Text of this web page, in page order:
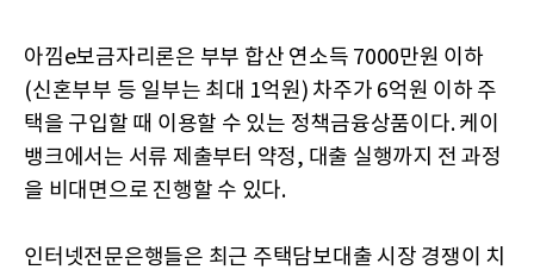
아낌e보금자리론은 부부 합산 연소득 7000만원 이하
(신혼부부 등 일부는 최대 1억원) 차주가 6억원 이하 주
택을 구입할 때 이용할 수 있는 정책금융상품이다. 케이
뱅크에서는 서류 제출부터 약정, 대출 실행까지 전 과정
을 비대면으로 진행할 수 있다.
인터넷전문은행들은 최근 주택담보대출 시장 경쟁이 치